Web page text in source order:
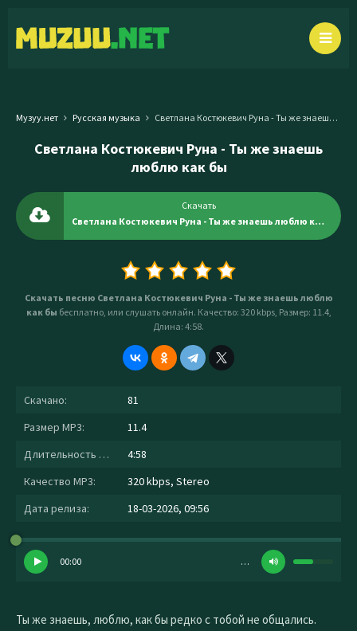
Музуу.нет Русская музыка Светлана Костюкевич Руна - Ты же знаешь люблю как бы
Светлана Костюкевич Руна - Ты же знаешь
люблю как бы
Скачать
Светлана Костюкевич Руна - Ты же знаешь люблю как бы
Скачать песню Светлана Костюкевич Руна - Ты же знаешь люблю
как бы бесплатно, или слушать онлайн. Качество: 320 kbps, Размер: 11.4,
Длина: 4:58.
Скачано:
81
Размер MP3:
11.4
Длительность MP3:
4:58
Качество MP3:
320 kbps, Stereo
Дата релиза:
18-03-2026, 09:56
00:00 …
Ты же знаешь, люблю, как бы редко с тобой не общались.